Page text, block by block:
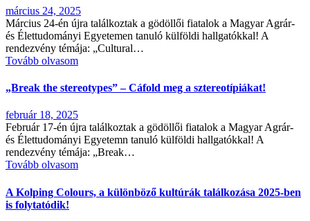
március 24, 2025
Március 24-én újra találkoztak a gödöllői fiatalok a Magyar Agrár-
és Élettudományi Egyetemen tanuló külföldi hallgatókkal! A
rendezvény témája: „Cultural…
Tovább olvasom
„Break the stereotypes” – Cáfold meg a sztereotípiákat!
február 18, 2025
Február 17-én újra találkoztak a gödöllői fiatalok a Magyar Agrár-
és Élettudományi Egyetemn tanuló külföldi hallgatókkal! A
rendezvény témája: „Break…
Tovább olvasom
A Kolping Colours, a különböző kultúrák találkozása 2025-ben
is folytatódik!